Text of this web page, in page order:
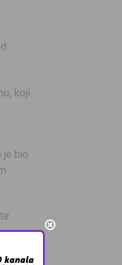
koji
je bio